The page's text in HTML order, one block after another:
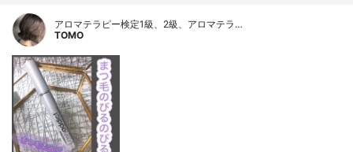
アロマテラピー検定1級、2級、アロマテラ…
TOMO